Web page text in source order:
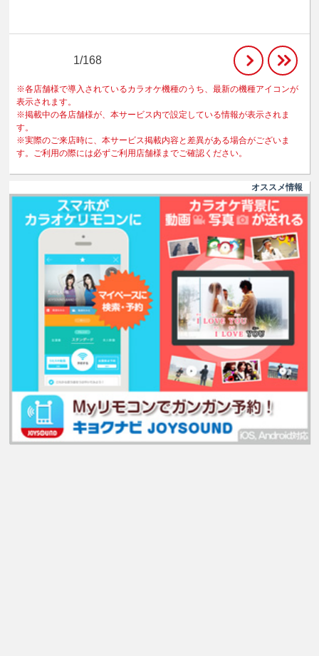
1/168
※各店舗様で導入されているカラオケ機種のうち、最新の機種アイコンが
表示されます。
※掲載中の各店舗様が、本サービス内で設定している情報が表示されま
す。
※実際のご来店時に、本サービス掲載内容と差異がある場合がございま
す。ご利用の際には必ずご利用店舗様までご確認ください。
オススメ情報